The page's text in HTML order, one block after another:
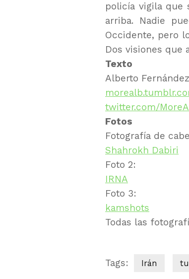
policía vigila que
arriba. Nadie
Occidente, pero
Dos visiones que
Texto
Alberto Fernández
twitter.com/
Fotos
Fotografía de
Shahrokh Dabiri
Foto 2:
IRNA
Foto 3:
kamshots
Todas las
Tags: Irán